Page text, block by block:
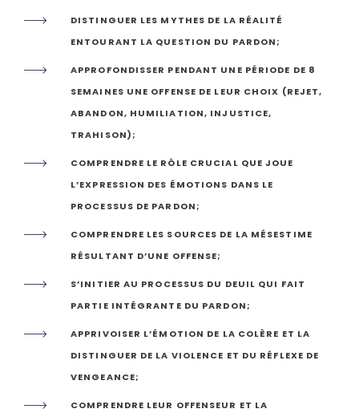
DISTINGUER LES MYTHES DE LA RÉALITÉ
ENTOURANT LA QUESTION DU PARDON;
APPROFONDISSER PENDANT UNE PÉRIODE DE 8
SEMAINES UNE OFFENSE DE LEUR CHOIX (REJET,
ABANDON, HUMILIATION, INJUSTICE,
TRAHISON);
COMPRENDRE LE RÔLE CRUCIAL QUE JOUE
L’EXPRESSION DES ÉMOTIONS DANS LE
PROCESSUS DE PARDON;
COMPRENDRE LES SOURCES DE LA MÉSESTIME
RÉSULTANT D’UNE OFFENSE;
S’INITIER AU PROCESSUS DU DEUIL QUI FAIT
PARTIE INTÉGRANTE DU PARDON;
APPRIVOISER L’ÉMOTION DE LA COLÈRE ET LA
DISTINGUER DE LA VIOLENCE ET DU RÉFLEXE DE
VENGEANCE;
COMPRENDRE LEUR OFFENSEUR ET LA